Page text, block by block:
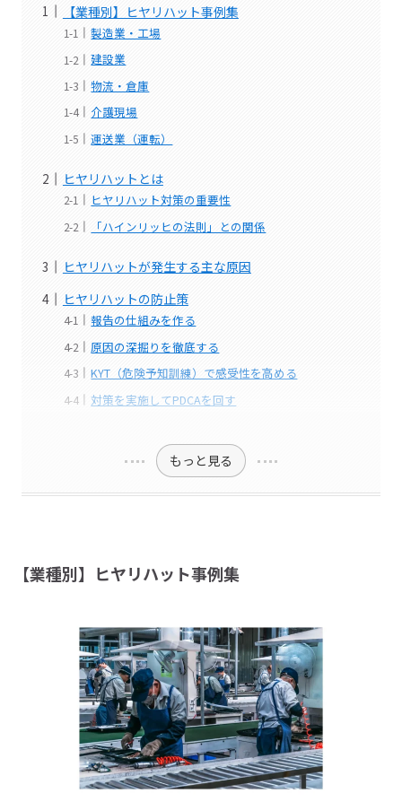
【業種別】ヒヤリハット事例集
製造業・工場
建設業
物流・倉庫
介護現場
運送業（運転）
ヒヤリハットとは
ヒヤリハット対策の重要性
「ハインリッヒの法則」との関係
ヒヤリハットが発生する主な原因
ヒヤリハットの防止策
報告の仕組みを作る
原因の深掘りを徹底する
KYT（危険予知訓練）で感受性を高める
対策を実施してPDCAを回す
もっと見る
【業種別】ヒヤリハット事例集